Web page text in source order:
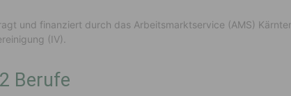
und finanziert durch das Arbeitsmarktservice (AMS)
(IV).
Berufe